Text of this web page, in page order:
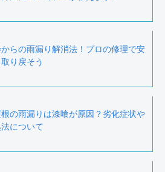
らの雨漏り解消法！プロの修理で安
り戻そう
の雨漏りは漆喰が原因？劣化症状や
について